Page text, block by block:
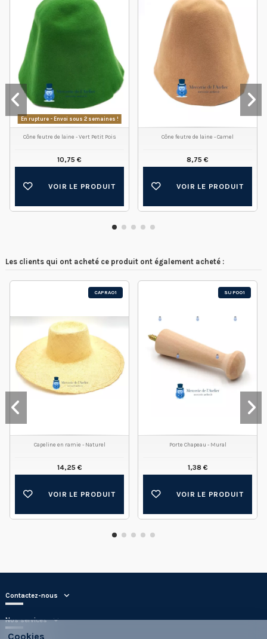
En rupture - Envoi sous 2 semaines !
Cône feutre de laine - Vert Petit Pois
10,75 €
VOIR LE PRODUIT
Cône feutre de laine - Camel
8,75 €
VOIR LE PRODUIT
Les clients qui ont acheté ce produit ont également acheté :
CAPRA01
Capeline en ramie - Naturel
14,25 €
VOIR LE PRODUIT
SUP001
Porte Chapeau - Mural
1,38 €
VOIR LE PRODUIT
Contactez-nous
Nos services
Cookies